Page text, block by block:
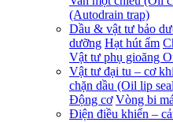
(Autodrain trap)
Dầu & vật tư bảo
dưỡng Hạt hút ẩm
Vật tư phụ gioăng
Vật tư đại tu – cơ
chặn dầu (Oil lip
Động cơ Vòng bi
Điện điều khiển –